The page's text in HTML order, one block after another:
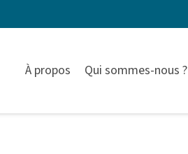
À propos Qui sommes-nous ?